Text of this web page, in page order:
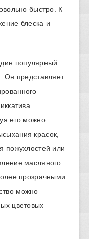
быстро. К
блеска и
популярный
Он представляет
его можно
красок,
пожухлостей или
масляного
прозрачными
можно
цветовых